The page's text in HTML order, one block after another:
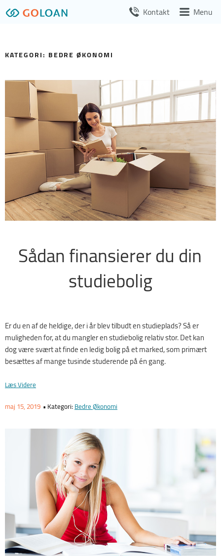
Videre
Kontakt Menu
KATEGORI: BEDRE ØKONOMI
Sådan finansierer du din
studiebolig
Er du en af de heldige, der i år blev tilbudt en studieplads? Så er
muligheden for, at du mangler en studiebolig relativ stor. Det kan
dog være svært at finde en ledig bolig på et marked, som primært
besættes af mange tusinde studerende på én gang.
Læs Videre“Sådan
Du
Studiebolig”
Udgivet
Maj 15, 2019 • Kategori:Bedre Økonomi